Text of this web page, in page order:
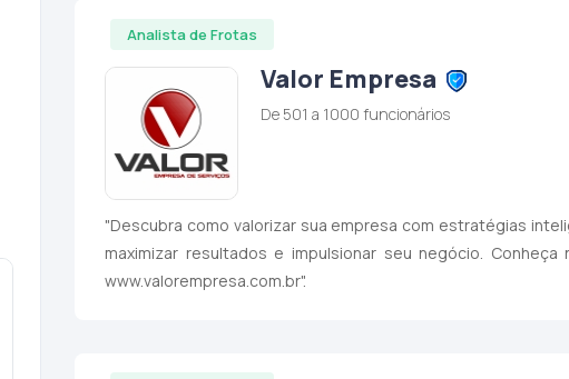
Analista de Frotas
Valor Empresa
De 501 a 1000 funcionários
"Descubra como valorizar sua empresa com estratégias
maximizar resultados e impulsionar seu negócio.
www.valorempresa.com.br".